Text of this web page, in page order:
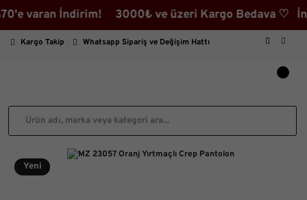
İndirim! 3000₺ ve üzeri Kargo Bedava ♡
Kargo Takip Whatsapp Sipariş ve Değişim Hattı
Yeni